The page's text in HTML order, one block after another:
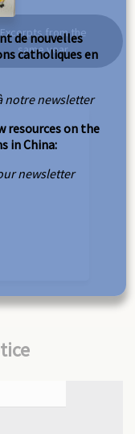
Excerpts from the
same year
de nouvelles
catholiques en
notre newsletter
resources on the
in China:
newsletter